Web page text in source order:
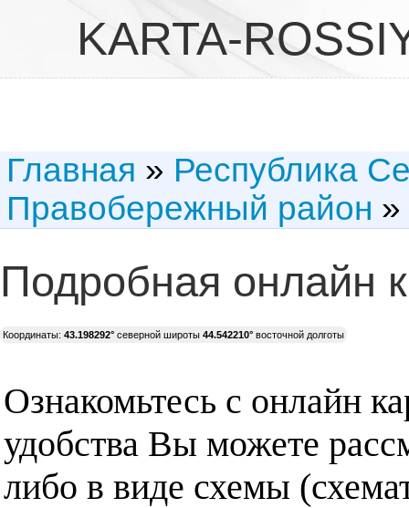
KARTA-
Главная » Республика
Правобережный район »
Подробная онлайн
Координаты: 43.198292° северной широты 44.542210° восточной долготы
Ознакомьтесь с онлайн
удобства Вы можете
либо в виде схемы